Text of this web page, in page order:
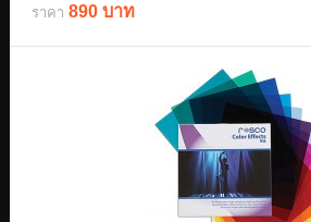
ราคา 890 บาท